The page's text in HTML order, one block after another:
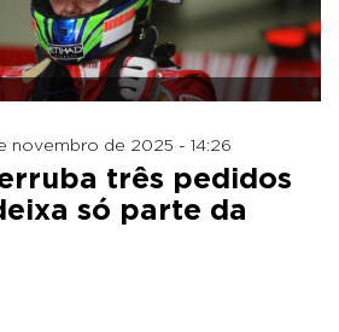
novembro de 2025 - 14:26
três pedidos
só parte da